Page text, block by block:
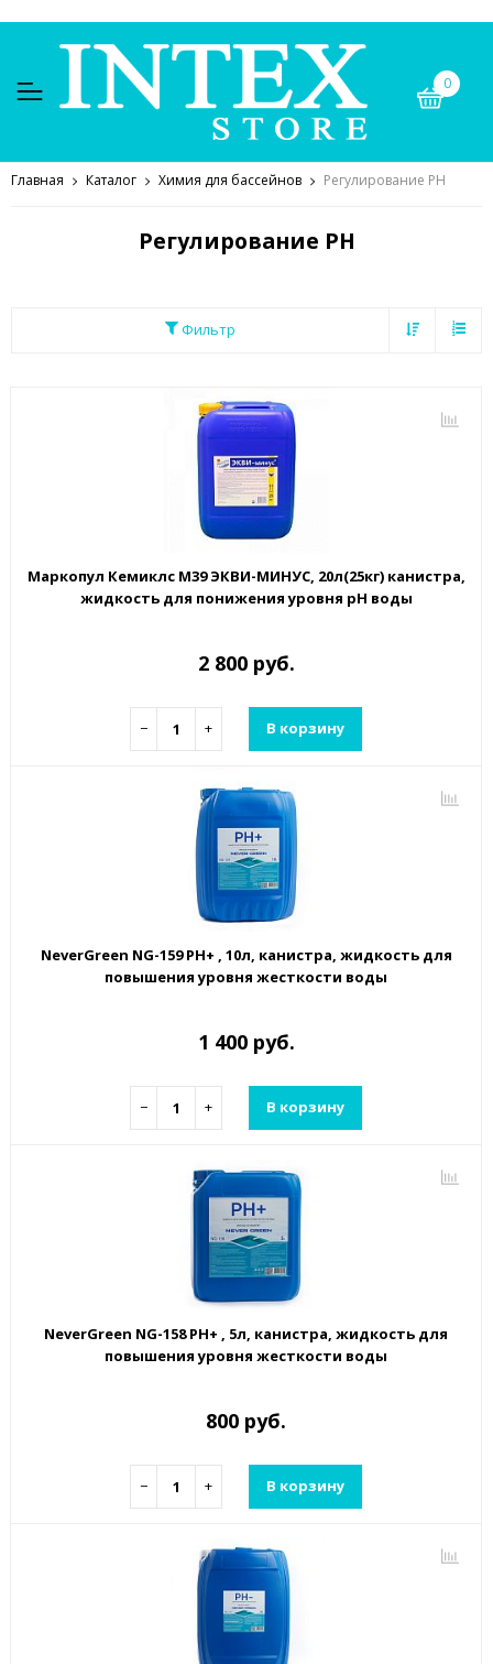
0
Главная Каталог Химия для бассейнов Регулирование PH
Регулирование PH
Фильтр
Маркопул Кемиклс М39 ЭКВИ-МИНУС, 20л(25кг) канистра,
жидкость для понижения уровня рН воды
2 800 руб.
− + В корзину
NeverGreen NG-159 РН+ , 10л, канистра, жидкость для
повышения уровня жесткости воды
1 400 руб.
− + В корзину
NeverGreen NG-158 РН+ , 5л, канистра, жидкость для
повышения уровня жесткости воды
800 руб.
− + В корзину